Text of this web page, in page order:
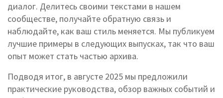
диалог. Делитесь своими текстами в нашем
сообществе, получайте обратную связь и
наблюдайте, как ваш стиль меняется. Мы публикуем
лучшие примеры в следующих выпусках, так что ваш
опыт может стать частью архива.
Подводя итог, в августе 2025 мы предложили
практические руководства, обзор важных событий и